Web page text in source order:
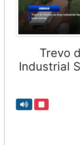
Trevo
Industrial